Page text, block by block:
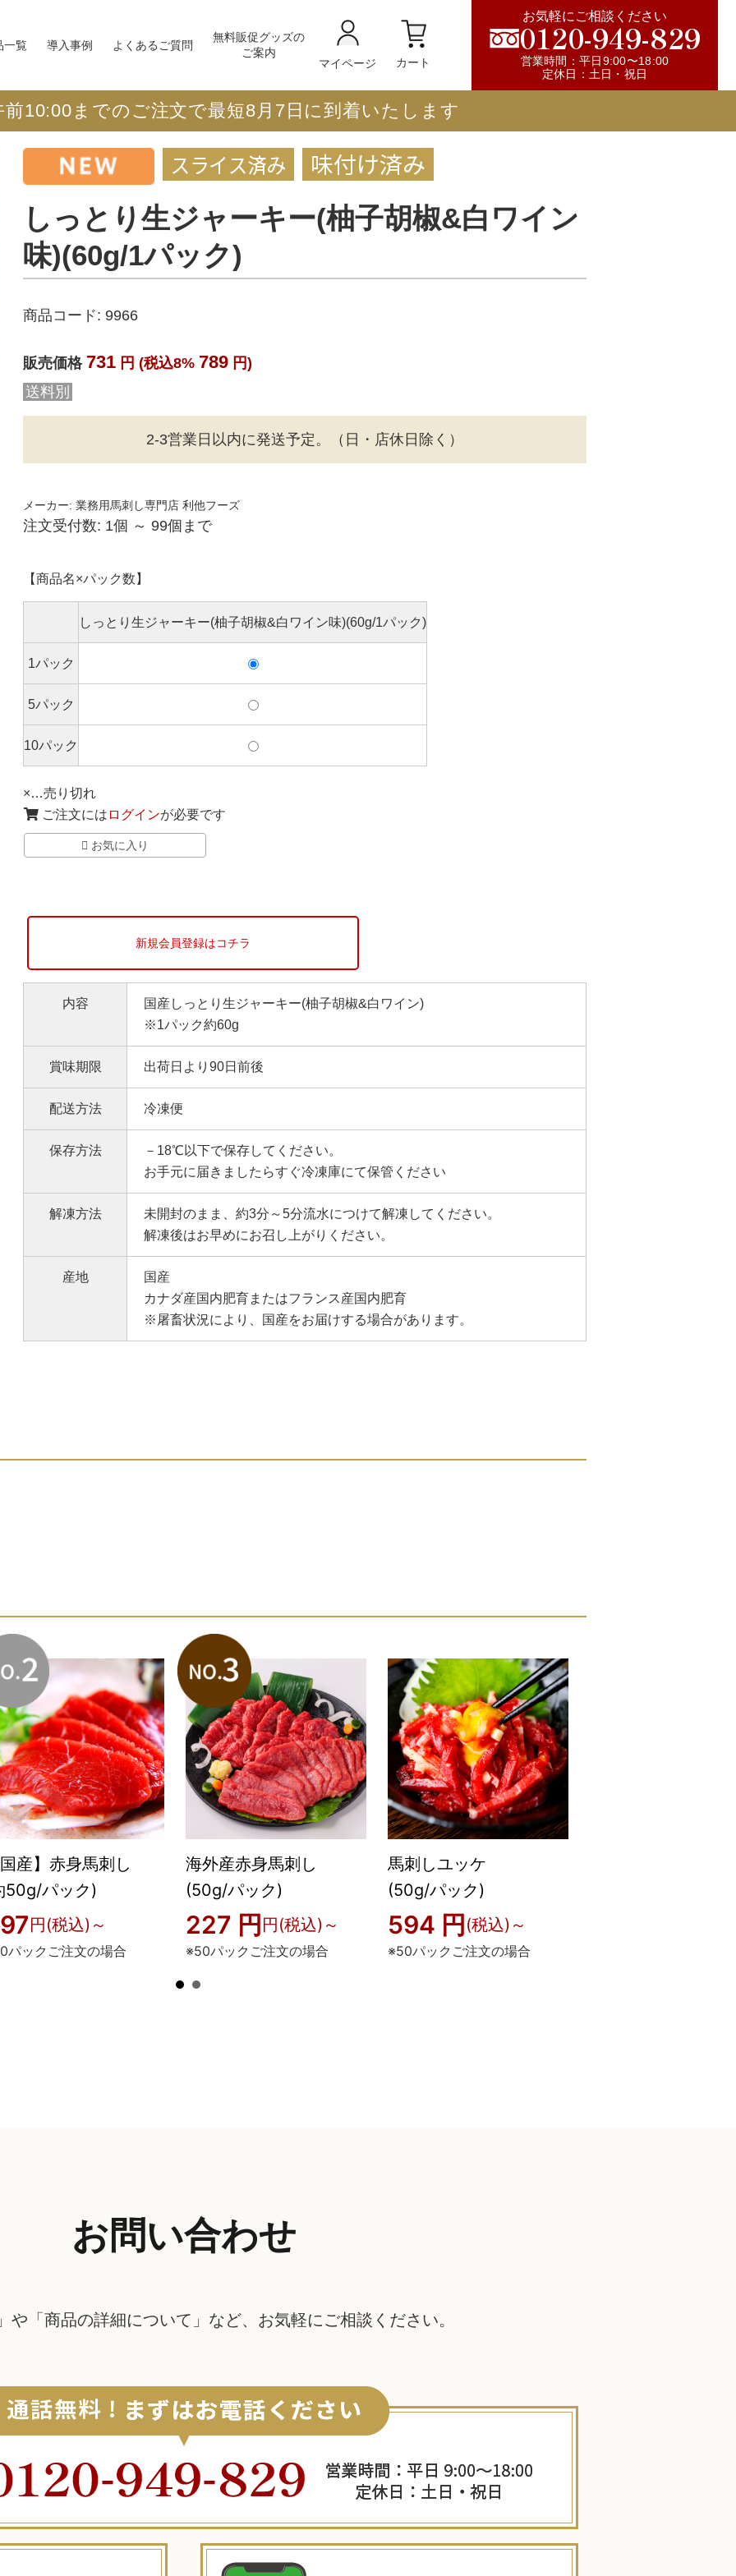
一覧 導入事例 よくあるご質問
無料販促グッズの
ご案内
マイページ カート
お気軽にご相談ください
0120-949-829
営業時間：平日9:00〜18:00
定休日：土日・祝日
前10:00までのご注文で最短8月7日に到着いたします
しっとり生ジャーキー(柚子胡椒&白ワイン
味)(60g/1パック)
商品コード: 9966
販売価格 731 円 (税込8% 789 円)
送料別
2-3営業日以内に発送予定。（日・店休日除く）
メーカー: 業務用馬刺し専門店 利他フーズ
注文受付数: 1個 ～ 99個まで
【商品名×パック数】
しっとり生ジャーキー(柚子胡椒&白ワイン味)(60g/1パック)
1パック
5パック
10パック
×…売り切れ
ご注文には ログインが必要です
お気に入り
新規会員登録はコチラ
内容
国産しっとり生ジャーキー(柚子胡椒&白ワイン)
※1パック約60g
賞味期限 出荷日より90日前後
配送方法 冷凍便
保存方法
－18℃以下で保存してください。
お手元に届きましたらすぐ冷凍庫にて保管ください
解凍方法
未開封のまま、約3分～5分流水につけて解凍してください。
解凍後はお早めにお召し上がりください。
産地
国産
カナダ産国内肥育またはフランス産国内肥育
※屠畜状況により、国産をお届けする場合があります。
国産】赤身馬刺し
50g/パック)
円(税込)～
パックご注文の場合
海外産赤身馬刺し
(50g/パック)
227 円 円(税込)～
※50パックご注文の場合
馬刺しユッケ
(50g/パック)
594 円 (税込)～
※50パックご注文の場合
お問い合わせ
や「商品の詳細について」など、 お気軽にご相談ください。